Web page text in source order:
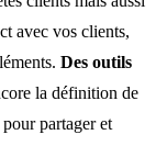
avec vos clients,
Des outils
la définition de
partager et